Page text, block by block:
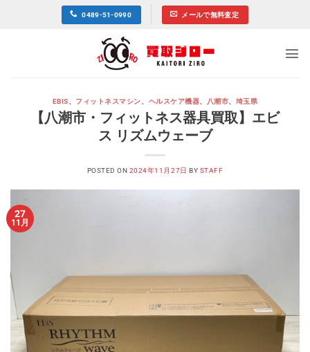
0489-51-0990 メールで無料査定
EBIS フィットネスマシン ヘルスケア機器 八潮市 埼玉県
【八潮市・フィットネス器具買取】エビ
ス リズムウェーブ
POSTED ON 2024年11月27日 BY STAFF
27
11月